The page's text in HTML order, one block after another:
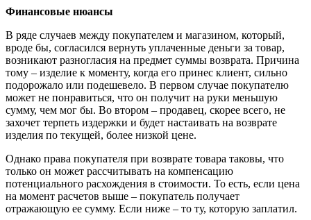
Финансовые нюансы
В ряде случаев между покупателем и магазином, который,
вроде бы, согласился вернуть уплаченные деньги за товар,
возникают разногласия на предмет суммы возврата. Причина
тому – изделие к моменту, когда его принес клиент, сильно
подорожало или подешевело. В первом случае покупателю
может не понравиться, что он получит на руки меньшую
сумму, чем мог бы. Во втором – продавец, скорее всего, не
захочет терпеть издержки и будет настаивать на возврате
изделия по текущей, более низкой цене.
Однако права покупателя при возврате товара таковы, что
только он может рассчитывать на компенсацию
потенциального расхождения в стоимости. То есть, если цена
на момент расчетов выше – покупатель получает
отражающую ее сумму. Если ниже – то ту, которую заплатил.